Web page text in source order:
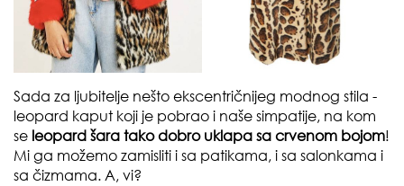
Sada za ljubitelje nešto ekscentričnijeg modnog stila -
leopard kaput koji je pobrao i naše simpatije, na kom
se leopard šara tako dobro uklapa sa crvenom bojom!
Mi ga možemo zamisliti i sa patikama, i sa salonkama i
sa čizmama. A, vi?